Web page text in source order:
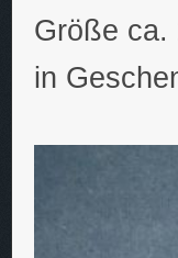
Größe ca.
in